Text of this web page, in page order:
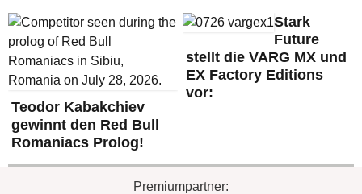
Teodor Kabakchiev
gewinnt den Red Bull
Romaniacs Prolog!
Stark
Future
stellt die VARG MX und
EX Factory Editions
vor:
Premiumpartner: